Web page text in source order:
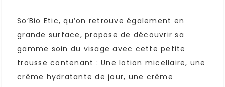
So’Bio Etic, qu’on retrouve également en
grande surface, propose de découvrir sa
gamme soin du visage avec cette petite
trousse contenant : Une lotion micellaire, une
crème hydratante de jour, une crème